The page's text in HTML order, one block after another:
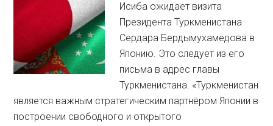
Исиба ожидает визита
Президента Туркменистана
Сердара Бердымухамедова в
Японию. Это следует из его
письма в адрес главы
Туркменистана. «Туркменистан
является важным стратегическим партнёром Японии в
построении свободного и открытого